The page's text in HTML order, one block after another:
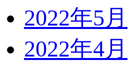
2022年5月
2022年4月